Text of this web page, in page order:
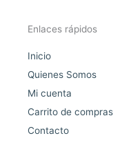
Enlaces rápidos
Inicio
Quienes Somos
Mi cuenta
Carrito de compras
Contacto